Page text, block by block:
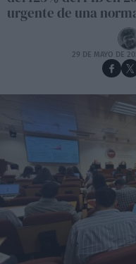
urgente de una
29 DE MAYO DE